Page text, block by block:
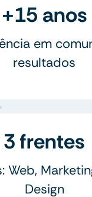
+15 anos
em
resultados
3 frentes
Web,
Design